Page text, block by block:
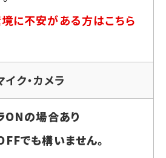
に不安がある方はこちら
イク・カメラ
ONの場合あり
でも構いません。